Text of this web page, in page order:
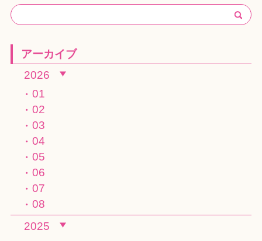
アーカイブ
2026
01
02
03
04
05
06
07
08
2025